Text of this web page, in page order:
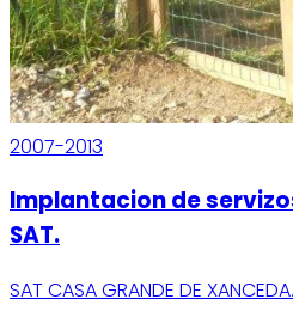
2007-2013
Implantacion de
SAT.
SAT CASA GRANDE DE XANCEDA.